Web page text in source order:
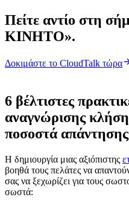
Πείτε αντίο στη
ΚΙΝΗΤΟ».
Δοκιμάστε το CloudTalk τώρα
6 βέλτιστες
αναγνώρισης
ποσοστά απάντησης
Η δημιουργία μιας αξιόπιστης
βοηθά τους πελάτες να
σας να ξεχωρίζει για τους
σωστά: